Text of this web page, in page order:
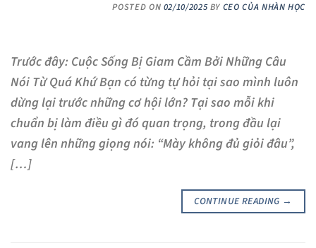
POSTED ON 02/10/2025 BY CEO CỦA NHÀN HỌC
Trước đây: Cuộc Sống Bị Giam Cầm Bởi Những Câu
Nói Từ Quá Khứ Bạn có từng tự hỏi tại sao mình luôn
dừng lại trước những cơ hội lớn? Tại sao mỗi khi
chuẩn bị làm điều gì đó quan trọng, trong đầu lại
vang lên những giọng nói: “Mày không đủ giỏi đâu”,
[…]
CONTINUE READING →